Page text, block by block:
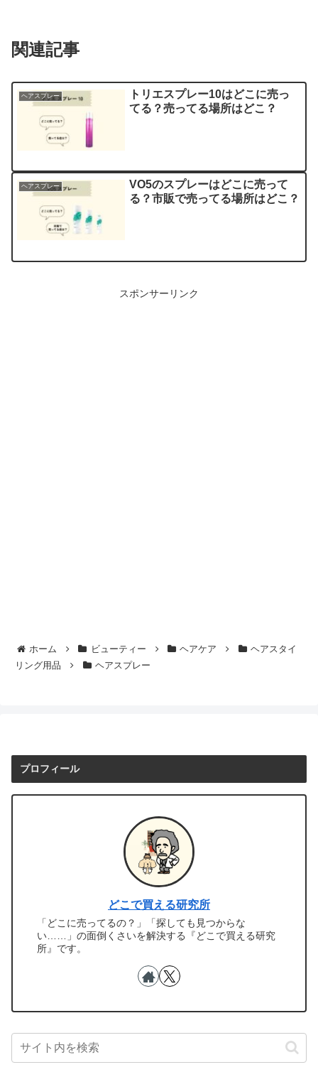
関連記事
ヘアスプレー
トリエスプレー10はどこに売っ
てる？売ってる場所はどこ？
ヘアスプレー
VO5のスプレーはどこに売って
る？市販で売ってる場所はどこ？
スポンサーリンク
ホーム ビューティー ヘアケア
ヘアスタイ
リング用品
ヘアスプレー
プロフィール
どこで買える研究所
「どこに売ってるの？」「探しても見つからな
い……」の面倒くさいを解決する『どこで買える研究
所』です。